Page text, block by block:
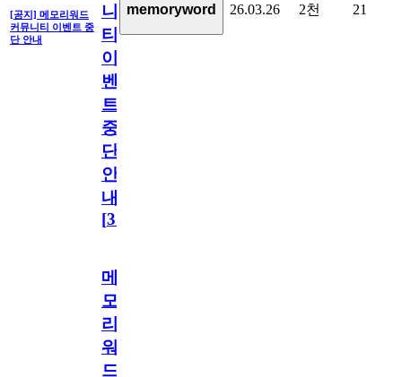
[공지] 메모리워드
커뮤니티 이벤트 중
단 안내
니
티
이
벤
트
중
단
안
내
[31
memoryword 26.03.26 2천 21
메
모
리
워
드